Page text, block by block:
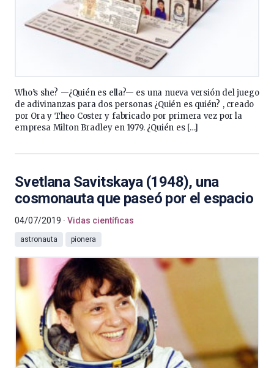
Who’s she? —¿Quién es ella?— es una nueva versión del juego
de adivinanzas para dos personas ¿Quién es quién? , creado
por Ora y Theo Coster y fabricado por primera vez por la
empresa Milton Bradley en 1979. ¿Quién es […]
Svetlana Savitskaya (1948), una
cosmonauta que paseó por el espacio
04/07/2019 Vidas científicas
astronauta pionera